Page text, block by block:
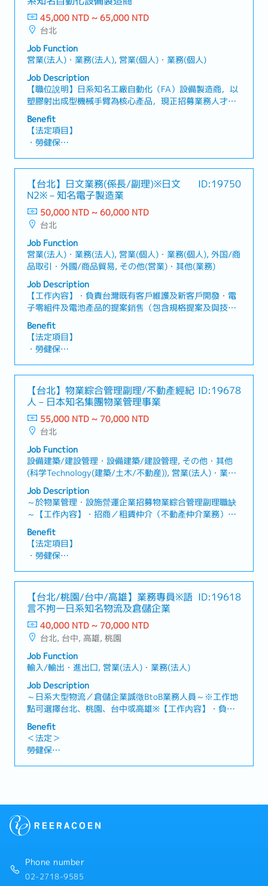
45,000 NTD ~ 65,000 NTD
台北
Job Function
営業(法人)・業務(法人), 営業(個人)・業務(個人)
Job Description
【職位說明】日系知名工廠自動化（FA）設備製造商，以
塑膠射出成型機械手臂為核心產品，現正招募業務人才！
【工作內容】・維護既有客戶關係，並進行提案型業務・
運用休眠客戶名單等資源，開發新客戶・依據客戶需求提
出最適合的產品方案・製作報價單・管理產品交期及出貨
時程・拜訪客戶並進行業務洽談【補充資訊】・提供公司
公務車・主要客戶產業：電子相關、醫療產業、容器製造
Benefit
【法定項目】
・勞健保
・各種休假（特別休假、婚假、喪假、生理假、產檢假、
陪產假、產假、育嬰假）
・退休金
【公司福利】
・獎金：約1.5個月～※依公司營運績效及個人績效發放
・伙食費
・交通津貼
【台北】日文業務(係長/副理)※日文
N2※－知名電子製造業
ID:19750
50,000 NTD ~ 60,000 NTD
台北
Job Function
営業(法人)・業務(法人), 営業(個人)・業務(個人), 外国/商
品取引・外國/商品貿易, その他(営業)・其他(業務)
Job Description
【工作內容】・負責台灣既有客戶維護及新客戶開發・電
子零組件及電池產品的提案銷售（包含規格提案及與技術
部門協調）・根據客戶需求進行產品選型，並提供問題解
決方案・負責報價製作、價格協商及合約簽訂・與公司內
部相關部門（研發、品質、生產）密切合作與協調
Benefit
【法定項目】
・勞健保
・各種休假（特別休假、婚假、喪假、生理假、產檢假、
陪產假、產假、育嬰假）
・退休金
【公司福利】
・年終獎金 (約1.5個月)
・勞動/中秋/春節禮金
・中秋禮券/春節禮券/生日禮券
・英日語言津貼、效率津貼、其他技術津貼、交通津貼
・日文語言進修、自主專業外部訓練、年度教育訓練
・結婚禮券、住院慰問禮券
・健康檢查
【台北】物業綜合管理副理/不動產經紀
人－日本知名集團物業管理事業
ID:19678
55,000 NTD ~ 70,000 NTD
台北
Job Function
設備建築/建設管理・設備建築/建設管理, その他・其他
(科学Technology(建築/土木/不動産)), 営業(法人)・業務
(法人), 営業(個人)・業務(個人), その他(営業)・其他(業
務)
Job Description
～於物業管理・設施營運企業招募物業綜合管理副理職缺
～【工作內容】・招商／租賃仲介（不動產仲介業務）制
度建立・提供商辦大樓內企業承租戶日常營運需求及諮
詢・維持協力廠商履約成效及業務執行力・建築物永續維
運管理業務執行・管理團隊人員及工作，教育人員・業主
窗口,客戶之應對,跨部門溝通・支援公司其他案場・協助案
場駐點主管・新建規劃案專案協助・執行主管交辦事項
職滿一年至日本總部研修一週
Benefit
【法定項目】
・勞健保
・各種休假(特別休假、婚假、喪假、生理假、產檢假、陪
產假、產假、育嬰假)
・退休金
【企業福利】
・績效獎金 (1年2次發放，基本1.6個月)
・人事考核、調薪制度 (1年2次)
・員工健康檢查 (1年1次)
・新任到職即享有每半年3天的心靈充電假
・額外支付證照津貼
・證照課程訓練費用補助 (公司指定項目)
・迎新會、慶生會、部門聚餐、三節禮品
・免費零食無限供應、免費咖啡無限供應
・員工國內旅遊、家庭日
【台北/桃園/台中/高雄】業務專員※語
言不拘ー日系知名物流及倉儲企業
ID:19618
40,000 NTD ~ 70,000 NTD
台北, 台中, 高雄, 桃園
Job Function
輸入/輸出・進出口, 営業(法人)・業務(法人)
Job Description
～日系大型物流／倉儲企業誠徵BtoB業務人員～※工作地
點可選擇台北、桃園、台中或高雄※【工作內容】・負責
國際進出口、國內運輸、倉儲管理及庫存管理等整體物流
服務業務・開發新客戶並維護既有客戶關係※主要以新客
戶開發為主・透過電話開發潛在客戶，安排拜訪行程並進
行業務提案・了解客戶需求，提供最適合的物流解決方案
Benefit
＜法定＞
勞健保
＜公司福利＞
・獎金：1個月～※依公司內部規定決定
・員工旅遊(不定期)
Phone number
02-2718-9585